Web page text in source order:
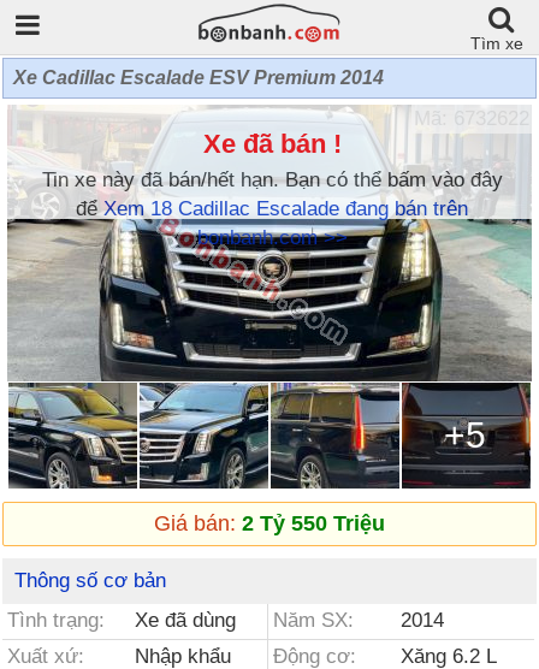
Tìm xe
Xe Cadillac Escalade ESV Premium 2014
Xe đã bán !
Tin xe này đã bán/hết hạn. Bạn có thể bấm vào đây
đểXem 18 Cadillac Escalade đang bán trên
bonbanh.com >>
Mã: 6732622
+5
Giá bán: 2 Tỷ 550 Triệu
Thông số cơ bản
Tình trạng:
Xe đã dùng Năm SX:
2014
Xuất xứ:
Nhập khẩu Động cơ:
Xăng 6.2 L